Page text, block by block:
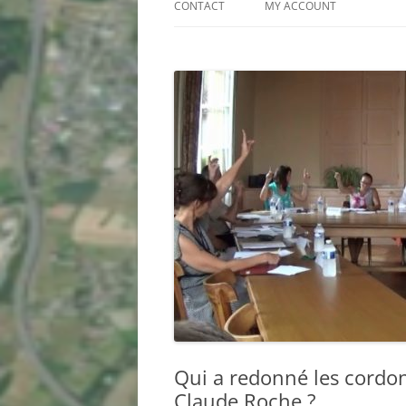
RESULTATS DU QUESTIONNAIRE
SUR LE PROJET ECLAT –
SUGGESTIONS DE NOS
ADHÉRENTS
CONTACT MY ACCOUNT
Qui a redonné les
Claude Roche ?